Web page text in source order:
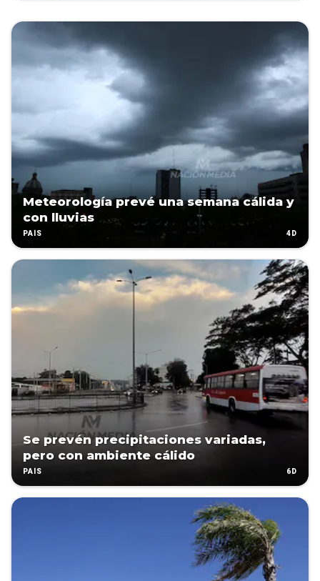
Meteorología prevé una semana cálida y
con lluvias
PAÍS 4D
Se prevén precipitaciones variadas,
pero con ambiente cálido
PAÍS 6D